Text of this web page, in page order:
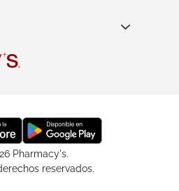
Pharmacy's.
reservados.